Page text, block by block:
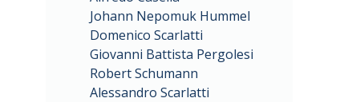
Johann Nepomuk Hummel
Domenico Scarlatti
Giovanni Battista Pergolesi
Robert Schumann
Alessandro Scarlatti